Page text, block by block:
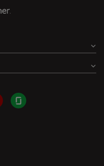
Glassdoor